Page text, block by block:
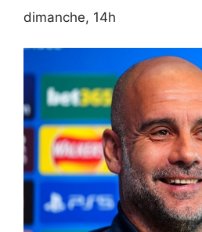
dimanche, 14h